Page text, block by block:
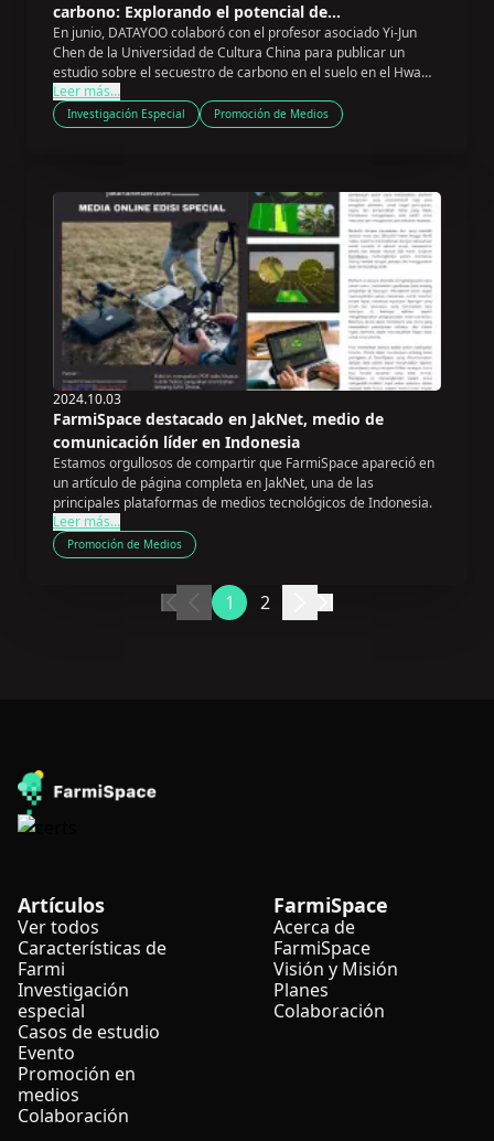
carbono: Explorando el potencial de
almacenamiento de carbono en tierras
contaminadas
En junio, DATAYOO colaboró con el profesor asociado Yi-Jun
Chen de la Universidad de Cultura China para publicar un
estudio sobre el secuestro de carbono en el suelo en el Hwa
Kang Journal of Agriculture.
Leer más...
Investigación Especial Promoción de Medios
2024.10.03
FarmiSpace destacado en JakNet, medio de
comunicación líder en Indonesia
Estamos orgullosos de compartir que FarmiSpace apareció en
un artículo de página completa en JakNet, una de las
principales plataformas de medios tecnológicos de Indonesia.
Leer más...
Promoción de Medios
1 2
Artículos
Ver todos
Características de
Farmi
Investigación
especial
Casos de estudio
Evento
Promoción en
medios
Colaboración
FarmiSpace
Acerca de
FarmiSpace
Visión y Misión
Planes
Colaboración